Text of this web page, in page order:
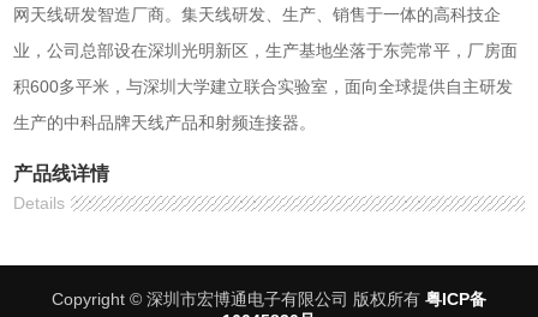
网天线研发智造厂商。集天线研发、生产、销售于一体的高科技企
业，公司总部设在深圳光明新区，生产基地坐落于东莞常平，厂房面
积600多平米，与深圳大学建立联合实验室，面向全球提供自主研发
生产的中科品牌天线产品和射频连接器。
产品线详情
Details
Copyright © 深圳市宏博通电子有限公司 版权所有 粤ICP备